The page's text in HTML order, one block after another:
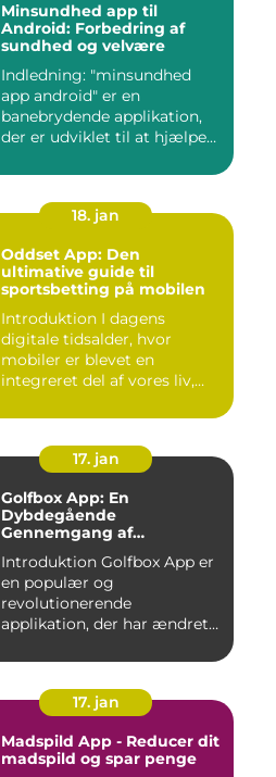
Minsundhed app til
Android: Forbedring af
sundhed og velvære
Indledning: "minsundhed
app android" er en
banebrydende applikation,
der er udviklet til at hjælpe
18. jan
Oddset App: Den
ultimative guide til
sportsbetting på mobilen
Introduktion I dagens
digitale tidsalder, hvor
mobiler er blevet en
integreret del af vores liv,
17. jan
Golfbox App: En
Dybdegående
Gennemgang af
Introduktion Golfbox App er
en populær og
revolutionerende
applikation, der har ændret
17. jan
Madspild App - Reducer dit
madspild og spar penge